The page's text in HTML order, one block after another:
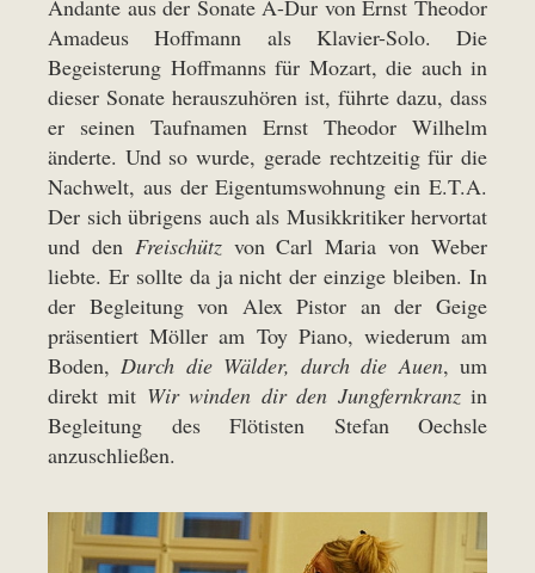
Andante aus der Sonate A-Dur von Ernst Theodor
Amadeus Hoffmann als Klavier-Solo. Die
Begeisterung Hoffmanns für Mozart, die auch in
dieser Sonate herauszuhören ist, führte dazu, dass
er seinen Taufnamen Ernst Theodor Wilhelm
änderte. Und so wurde, gerade rechtzeitig für die
Nachwelt, aus der Eigentumswohnung ein E.T.A.
Der sich übrigens auch als Musikkritiker hervortat
und den Freischützvon Carl Maria von Weber
liebte. Er sollte da ja nicht der einzige bleiben. In
der Begleitung von Alex Pistor an der Geige
präsentiert Möller am Toy Piano, wiederum am
Boden, Durch die Wälder, durch die Auen, um
direkt mit Wir winden dir den Jungfernkranzin
Begleitung des Flötisten Stefan Oechsle
anzuschließen.